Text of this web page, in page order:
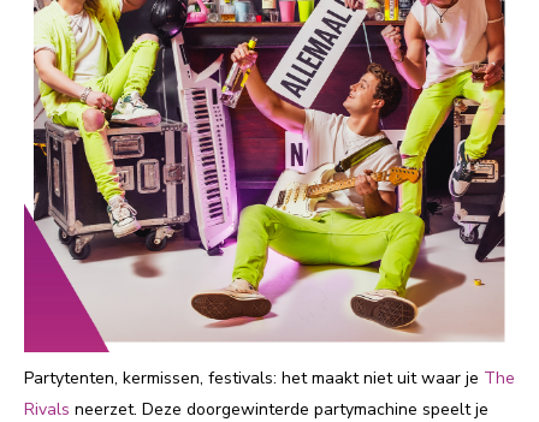
Partytenten, kermissen, festivals: het maakt niet uit waar je The
Rivals neerzet. Deze doorgewinterde partymachine speelt je